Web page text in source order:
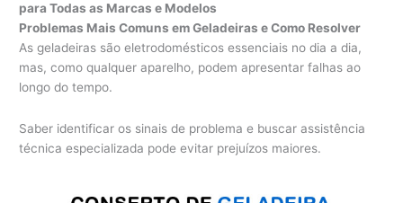
para Todas as Marcas e Modelos
Problemas Mais Comuns em Geladeiras e Como Resolver
As geladeiras são eletrodomésticos essenciais no dia a dia,
mas, como qualquer aparelho, podem apresentar falhas ao
longo do tempo.
Saber identificar os sinais de problema e buscar assistência
técnica especializada pode evitar prejuízos maiores.